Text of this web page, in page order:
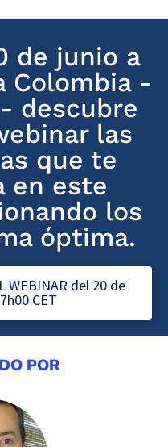
de junio a
Colombia -
- descubre
las
que te
en este
los
óptima.
WEBINAR del 20 de
CET
POR